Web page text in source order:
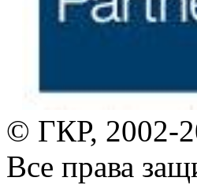
© ГКР, 2002-
Все права